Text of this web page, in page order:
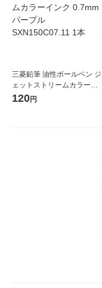
三菱鉛筆 油性ボールペン ジ
ェットストリームカラーイ
ンク 0.7mm パープル SXN1
120円